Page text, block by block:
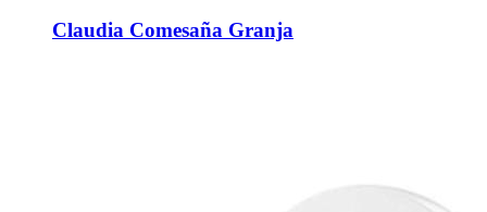
Claudia Comesaña Granja